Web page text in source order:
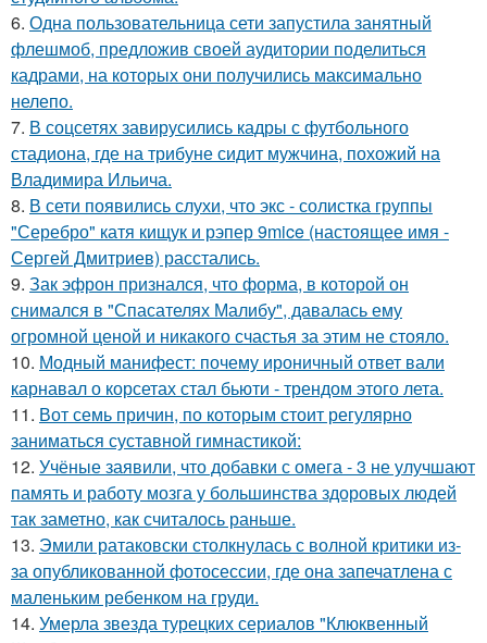
6. Одна пользовательница сети запустила занятный
флешмоб, предложив своей аудитории поделиться
кадрами, на которых они получились максимально
нелепо.
7. В соцсетях завирусились кадры с футбольного
стадиона, где на трибуне сидит мужчина, похожий на
Владимира Ильича.
8. В сети появились слухи, что экс - солистка группы
"Серебро" катя кищук и рэпер 9mice (настоящее имя -
Сергей Дмитриев) расстались.
9. Зак эфрон признался, что форма, в которой он
снимался в "Спасателях Малибу", давалась ему
огромной ценой и никакого счастья за этим не стояло.
10. Модный манифест: почему ироничный ответ вали
карнавал о корсетах стал бьюти - трендом этого лета.
11. Вот семь причин, по которым стоит регулярно
заниматься суставной гимнастикой:
12. Учёные заявили, что добавки с омега - 3 не улучшают
память и работу мозга у большинства здоровых людей
так заметно, как считалось раньше.
13. Эмили ратаковски столкнулась с волной критики из-
за опубликованной фотосессии, где она запечатлена с
маленьким ребенком на груди.
14. Умерла звезда турецких сериалов "Клюквенный